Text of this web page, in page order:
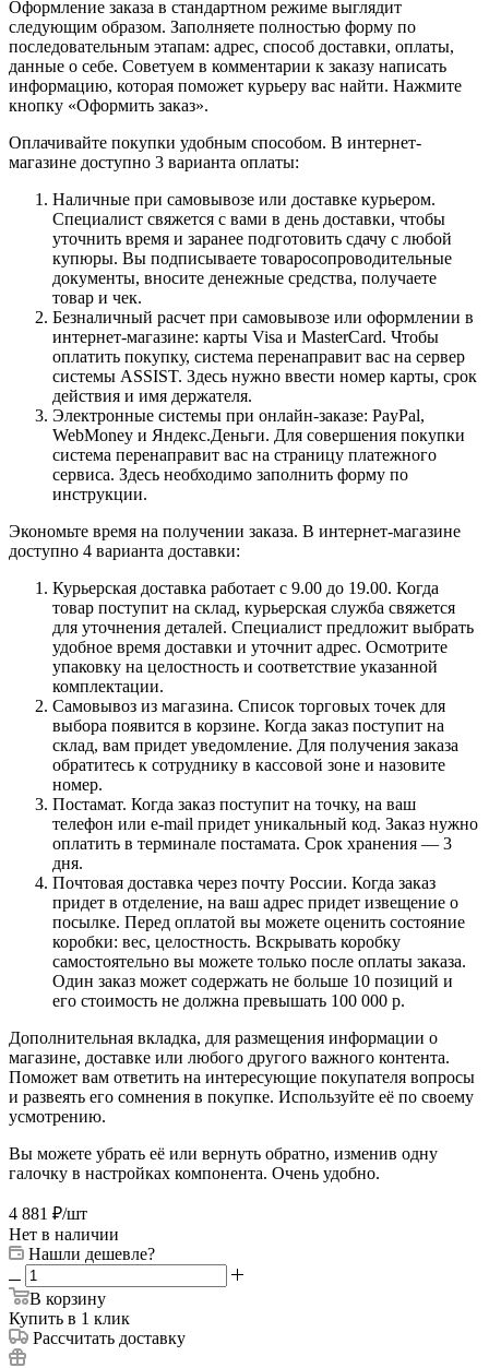
Оформление заказа в стандартном режиме выглядит
следующим образом. Заполняете полностью форму по
последовательным этапам: адрес, способ доставки, оплаты,
данные о себе. Советуем в комментарии к заказу написать
информацию, которая поможет курьеру вас найти. Нажмите
кнопку «Оформить заказ».
Оплачивайте покупки удобным способом. В интернет-
магазине доступно 3 варианта оплаты:
Наличные при самовывозе или доставке курьером.
Специалист свяжется с вами в день доставки, чтобы
уточнить время и заранее подготовить сдачу с любой
купюры. Вы подписываете товаросопроводительные
документы, вносите денежные средства, получаете
товар и чек.
Безналичный расчет при самовывозе или оформлении в
интернет-магазине: карты Visa и MasterCard. Чтобы
оплатить покупку, система перенаправит вас на сервер
системы ASSIST. Здесь нужно ввести номер карты, срок
действия и имя держателя.
Электронные системы при онлайн-заказе: PayPal,
WebMoney и Яндекс.Деньги. Для совершения покупки
система перенаправит вас на страницу платежного
сервиса. Здесь необходимо заполнить форму по
инструкции.
Экономьте время на получении заказа. В интернет-магазине
доступно 4 варианта доставки:
Курьерская доставка работает с 9.00 до 19.00. Когда
товар поступит на склад, курьерская служба свяжется
для уточнения деталей. Специалист предложит выбрать
удобное время доставки и уточнит адрес. Осмотрите
упаковку на целостность и соответствие указанной
комплектации.
Самовывоз из магазина. Список торговых точек для
выбора появится в корзине. Когда заказ поступит на
склад, вам придет уведомление. Для получения заказа
обратитесь к сотруднику в кассовой зоне и назовите
номер.
Постамат. Когда заказ поступит на точку, на ваш
телефон или e-mail придет уникальный код. Заказ нужно
оплатить в терминале постамата. Срок хранения — 3
дня.
Почтовая доставка через почту России. Когда заказ
придет в отделение, на ваш адрес придет извещение о
посылке. Перед оплатой вы можете оценить состояние
коробки: вес, целостность. Вскрывать коробку
самостоятельно вы можете только после оплаты заказа.
Один заказ может содержать не больше 10 позиций и
его стоимость не должна превышать 100 000 р.
Дополнительная вкладка, для размещения информации о
магазине, доставке или любого другого важного контента.
Поможет вам ответить на интересующие покупателя вопросы
и развеять его сомнения в покупке. Используйте её по своему
усмотрению.
Вы можете убрать её или вернуть обратно, изменив одну
галочку в настройках компонента. Очень удобно.
4 881 ₽/шт
Нет в наличии
Нашли дешевле?
В корзину
Купить в 1 клик
Рассчитать доставку